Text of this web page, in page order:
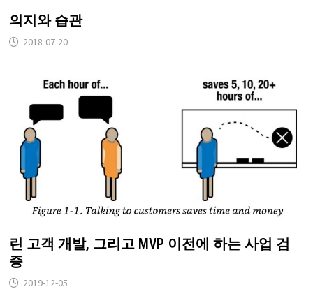
의지와 습관
2018-07-20
린 고객 개발, 그리고 MVP 이전에 하는 사업 검
증
2019-12-05